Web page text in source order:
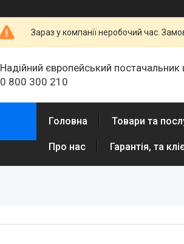
Зараз у компанії неробочий час.
Надійний європейський
0 800 300 210
Головна Товари та
Про нас Гарантія, та